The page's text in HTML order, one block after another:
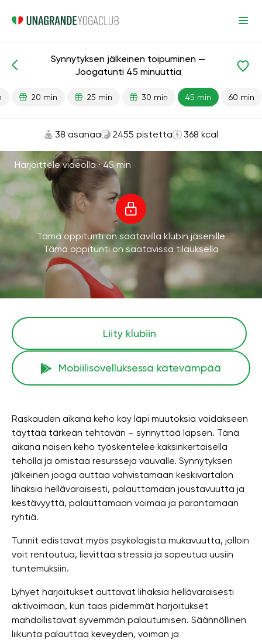
Valmiit oppitunnit Raskaus Synnytyksen jälkeen
Synnytyksen jälkeinen toipuminen —
Joogatunti 45 minuuttia
20 min 25 min 30 min 45 min 60 min
38 asanaa 2455 pistettä 368 kcal
Harjoittele videolla ·45 min
Tämä oppitunti on saatavilla klubin jäsenille
Tämä oppitunti on saatavissa tilauksella
Liity klubiin
Mobiilisovelluksessa kätevämpää
Raskauden aikana keho käy läpi muutoksia voidakseen
täyttää tärkeän tehtävän – synnyttää lapsen. Tänä
aikana naisen keho työskentelee kaksinkertaisella
teholla ja omistaa resursseja vauvalle. Synnytyksen
jälkeinen jooga auttaa vahvistamaan keskivartalon
lihaksia hellävaraisesti, palauttamaan joustavuutta ja
kestävyyttä, palauttamaan voimaa ja parantamaan
ryhtiä.
Tunnit edistävät myös psykologista mukavuutta, jolloin
voit rentoutua, lievittää stressiä ja sopeutua uusiin
tuntemuksiin.
Lyhyet harjoitukset auttavat lihaksia hellävaraisesti
aktivoimaan, kun taas pidemmät harjoitukset
mahdollistavat syvemmän palautumisen. Säännöllinen
liikunta palauttaa keveyden, voiman ja